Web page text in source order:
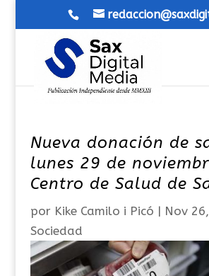
Nueva donación de
lunes 29 de
Centro de Salud de
por Kike Camilo i Picó | Nov
Sociedad